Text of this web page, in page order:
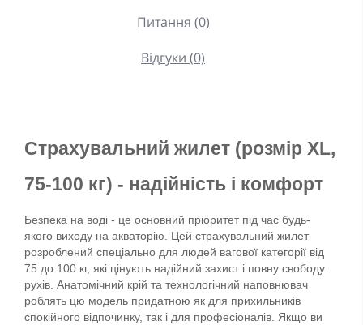
Питання (0)
Відгуки (0)
Страхувальний жилет (розмір XL,
75-100 кг) - надійність і комфорт
Безпека на воді - це основний пріоритет під час будь-
якого виходу на акваторію. Цей страхувальний жилет
розроблений спеціально для людей вагової категорії від
75 до 100 кг, які цінують надійний захист і повну свободу
рухів. Анатомічний крій та технологічний наповнювач
роблять цю модель придатною як для прихильників
спокійного відпочинку, так і для професіоналів. Якщо ви